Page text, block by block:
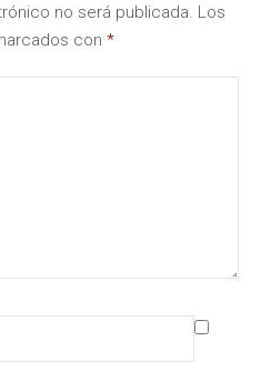
no será publicada. Los
con *